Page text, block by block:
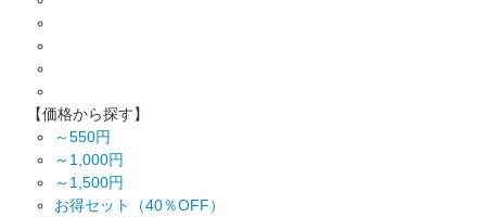
【価格から探す】
～550円
～1,000円
～1,500円
お得セット（40％OFF）